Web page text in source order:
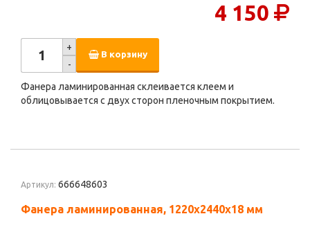
4 150
+
-
В корзину
Фанера ламинированная склеивается клеем и
облицовывается с двух сторон пленочным покрытием.
Артикул: 666648603
Фанера ламинированная, 1220х2440х18 мм